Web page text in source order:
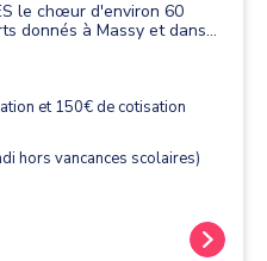
le chœur d'environ 60
donnés à Massy et dans
Les répétitions ont lieu le
du travail. Tous les deux
participe avec d'autres
concert donné à l'opéra de
de l'opéra. En 2026
ut de Mozart. Le chœur
chant sans distinction
et sans audition
et 150€ de cotisation
hors vancances scolaires)